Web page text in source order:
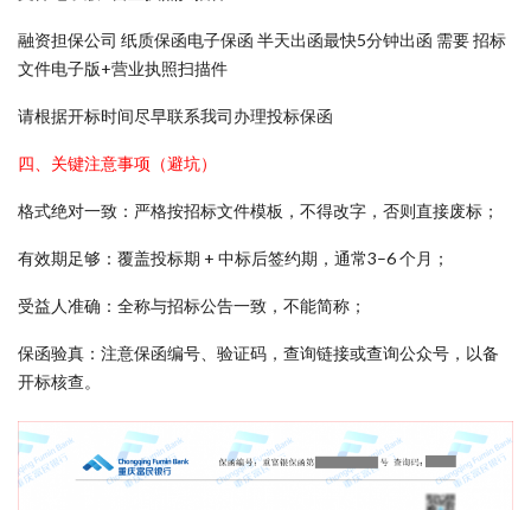
融资担保公司 纸质保函电子保函 半天出函最快5分钟出函 需要 招标
文件电子版+营业执照扫描件
请根据开标时间尽早联系我司办理投标保函
四、关键注意事项（避坑）
格式绝对一致：严格按招标文件模板，不得改字，否则直接废标；
有效期足够：覆盖投标期 + 中标后签约期，通常3–6 个月；
受益人准确：全称与招标公告一致，不能简称；
保函验真：注意保函编号、验证码，查询链接或查询公众号，以备
开标核查。